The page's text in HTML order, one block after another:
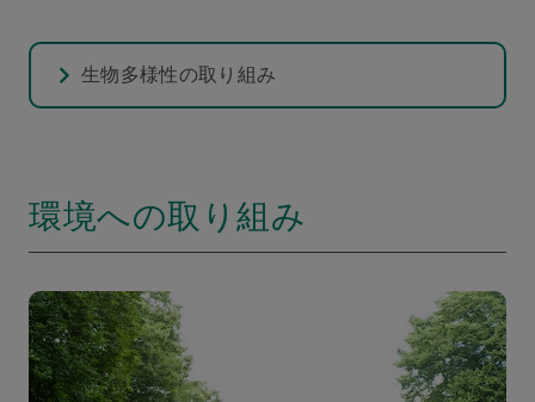
生物多様性の取り組み
環境への取り組み